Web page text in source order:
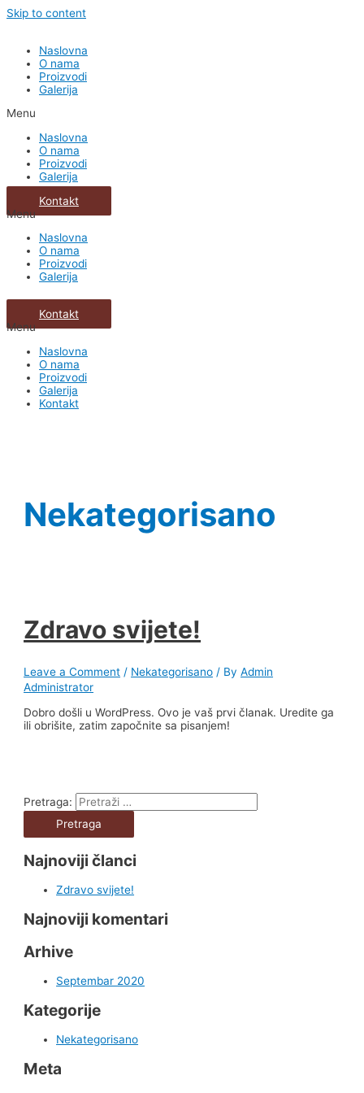
Skip to content
Naslovna
O nama
Proizvodi
Galerija
Menu
Naslovna
O nama
Proizvodi
Galerija
Kontakt
Menu
Naslovna
O nama
Proizvodi
Galerija
Kontakt
Menu
Naslovna
O nama
Proizvodi
Galerija
Kontakt
Nekategorisano
Zdravo svijete!
Leave a Comment / Nekategorisano / ByAdmin
Administrator
Dobro došli u WordPress. Ovo je vaš prvi članak. Uredite ga
ili obrišite, zatim započnite sa pisanjem!
Pretraga:
Najnoviji članci
Zdravo svijete!
Najnoviji komentari
Arhive
Septembar 2020
Kategorije
Nekategorisano
Meta